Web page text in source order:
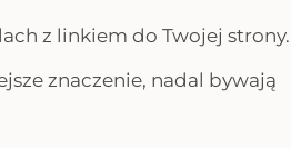
z linkiem do Twojej strony.
znaczenie, nadal bywają